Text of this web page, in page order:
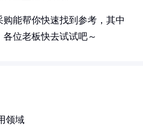
能帮你快速找到参考，其中
位老板快去试试吧～
领域